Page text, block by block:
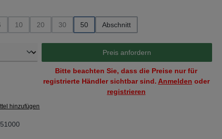
10 20 30 50 Abschnitt
Preis anfordern
Bitte beachten Sie, dass die Preise nur für
registrierte Händler sichtbar sind. Anmelden oder
registrieren
hinzufügen